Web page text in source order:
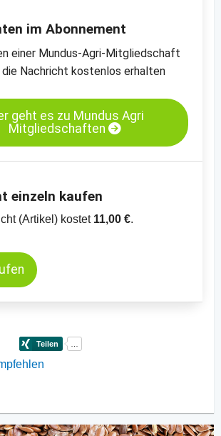
im Abonnement
einer Mundus-Agri-Mitgliedschaft
die Nachricht kostenlos erhalten
geht es zu Mundus Agri
Mitgliedschaften
einzeln kaufen
(Artikel) kostet 11,00 €.